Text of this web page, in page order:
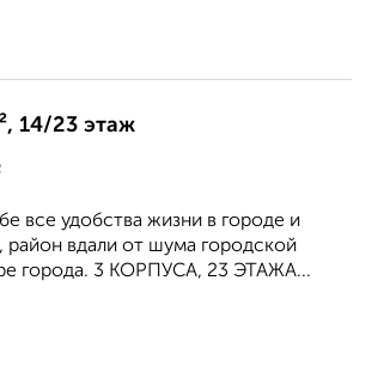
14/23 этаж
все удобства жизни в городе и
вдали от шума городской
города. 3 КОРПУСА, 23 ЭТАЖА...